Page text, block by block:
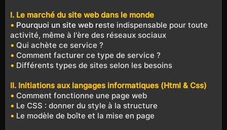
I. Le marché du site web dans le monde
• Pourquoi un site web reste indispensable pour toute
activité, même à l'ère des réseaux sociaux
• Qui achète ce service ?
• Comment facturer ce type de service ?
• Différents types de sites selon les besoins
II. Initiations aux langages informatiques (Html & Css)
• Comment fonctionne une page web
• Le CSS : donner du style à la structure
• Le modèle de boîte et la mise en page